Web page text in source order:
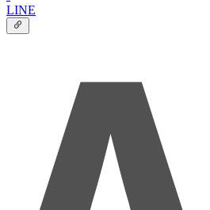
LINE